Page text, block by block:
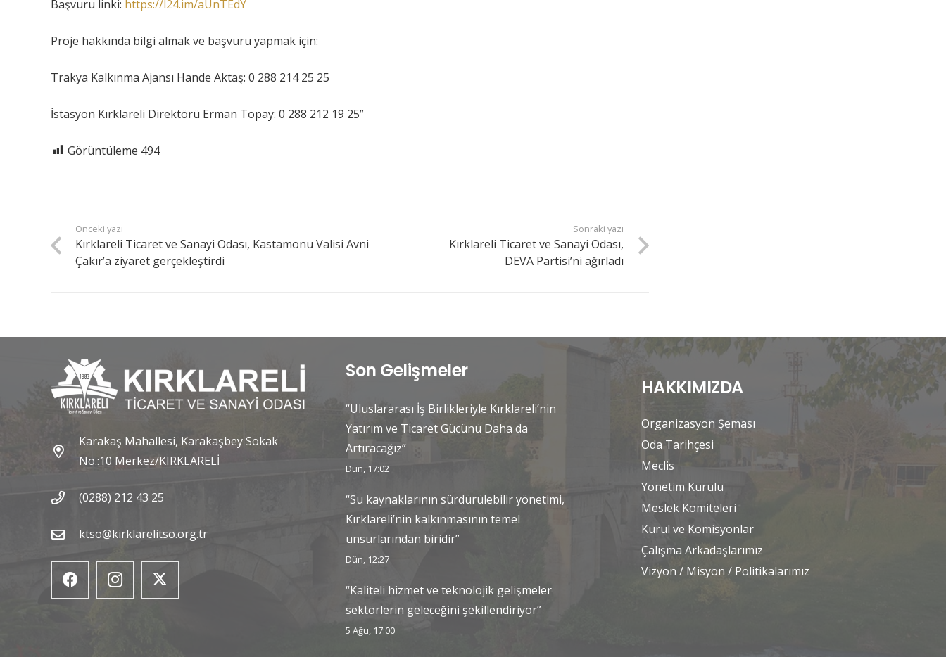
Başvuru linki: https://l24.im/aUnTEdY
Proje hakkında bilgi almak ve başvuru yapmak için:
Trakya Kalkınma Ajansı Hande Aktaş: 0 288 214 25 25
İstasyon Kırklareli Direktörü Erman Topay: 0 288 212 19 25”
Görüntüleme 494
Önceki yazı
Kırklareli Ticaret ve Sanayi Odası, Kastamonu Valisi Avni
Çakır’a ziyaret gerçekleştirdi
Sonraki yazı
Kırklareli Ticaret ve Sanayi Odası,
DEVA Partisi’ni ağırladı
Karakaş Mahallesi, Karakaşbey Sokak
No.:10 Merkez/KIRKLARELİ
(0288) 212 43 25
ktso@kirklarelitso.org.tr
Son Gelişmeler
“Uluslararası İş Birlikleriyle Kırklareli’nin
Yatırım ve Ticaret Gücünü Daha da
Artıracağız”
Dün, 17:02
“Su kaynaklarının sürdürülebilir yönetimi,
Kırklareli’nin kalkınmasının temel
unsurlarından biridir”
Dün, 12:27
“Kaliteli hizmet ve teknolojik gelişmeler
sektörlerin geleceğini şekillendiriyor”
5 Ağu, 17:00
HAKKIMIZDA
Organizasyon Şeması
Oda Tarihçesi
Meclis
Yönetim Kurulu
Meslek Komiteleri
Kurul ve Komisyonlar
Çalışma Arkadaşlarımız
Vizyon / Misyon / Politikalarımız